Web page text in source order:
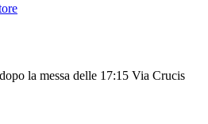
la messa delle 17:15 Via Crucis